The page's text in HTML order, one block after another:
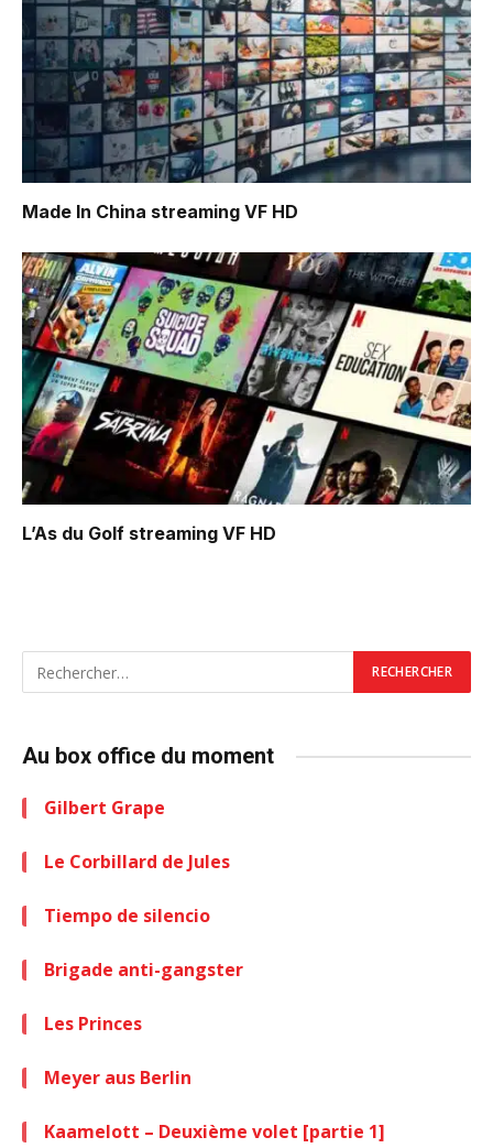
Made In China streaming VF HD
L’As du Golf streaming VF HD
Au box office du moment
Gilbert Grape
Le Corbillard de Jules
Tiempo de silencio
Brigade anti-gangster
Les Princes
Meyer aus Berlin
Kaamelott – Deuxième volet [partie 1]